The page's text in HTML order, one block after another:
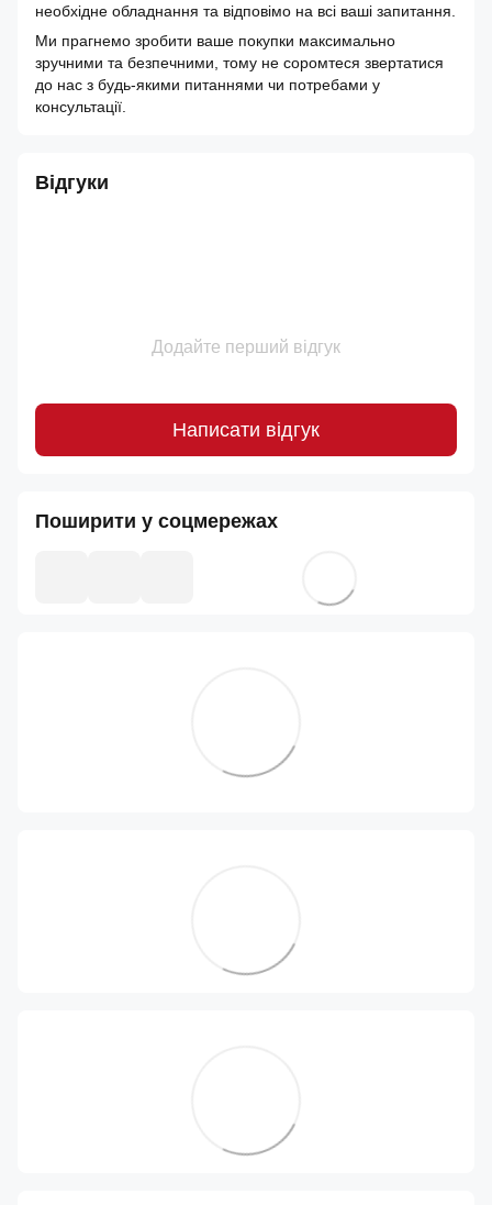
необхідне обладнання та відповімо на всі ваші запитання.
Ми прагнемо зробити ваше покупки максимально
зручними та безпечними, тому не соромтеся звертатися
до нас з будь-якими питаннями чи потребами у
консультації.
Відгуки
Додайте перший відгук
Написати відгук
Поширити у соцмережах